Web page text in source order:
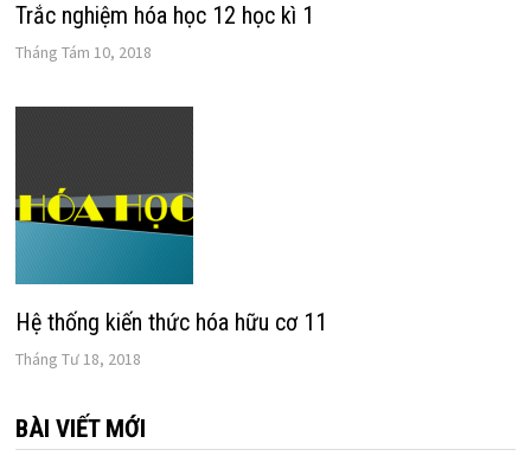
Trắc nghiệm hóa học 12 học kì 1
Tháng Tám 10, 2018
Hệ thống kiến thức hóa hữu cơ 11
Tháng Tư 18, 2018
BÀI VIẾT MỚI